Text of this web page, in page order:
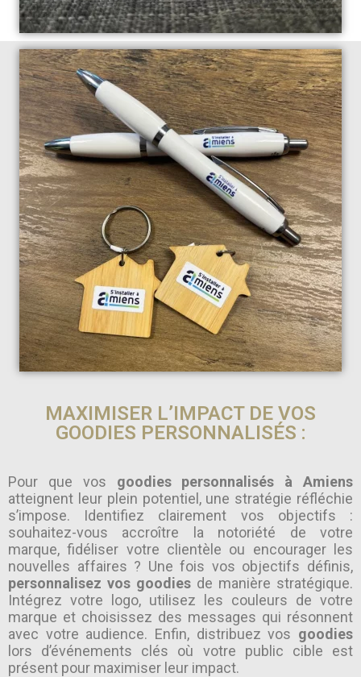
MAXIMISER L’IMPACT DE VOS
GOODIES PERSONNALISÉS :
Pour que vos goodies personnalisés à Amiens
atteignent leur plein potentiel, une stratégie réfléchie
s’impose. Identifiez clairement vos objectifs :
souhaitez-vous accroître la notoriété de votre
marque, fidéliser votre clientèle ou encourager les
nouvelles affaires ? Une fois vos objectifs définis,
personnalisez vos goodies de manière stratégique.
Intégrez votre logo, utilisez les couleurs de votre
marque et choisissez des messages qui résonnent
avec votre audience. Enfin, distribuez vos goodies
lors d’événements clés où votre public cible est
présent pour maximiser leur impact.